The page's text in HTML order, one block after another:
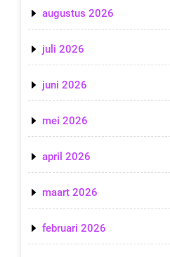
augustus 2026
juli 2026
juni 2026
mei 2026
april 2026
maart 2026
februari 2026